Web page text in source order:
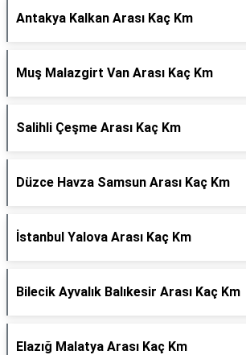
Antakya Kalkan Arası Kaç Km
Muş Malazgirt Van Arası Kaç Km
Salihli Çeşme Arası Kaç Km
Düzce Havza Samsun Arası Kaç Km
İstanbul Yalova Arası Kaç Km
Bilecik Ayvalık Balıkesir Arası Kaç Km
Elazığ Malatya Arası Kaç Km